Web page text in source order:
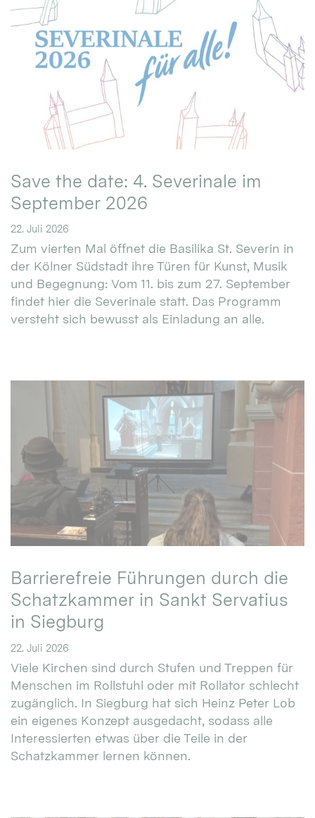
Save the date: 4. Severinale im
September 2026
22. Juli 2026
Zum vierten Mal öffnet die Basilika St. Severin in
der Kölner Südstadt ihre Türen für Kunst, Musik
und Begegnung: Vom 11. bis zum 27. September
findet hier die Severinale statt. Das Programm
versteht sich bewusst als Einladung an alle.
Barrierefreie Führungen durch die
Schatzkammer in Sankt Servatius
in Siegburg
22. Juli 2026
Viele Kirchen sind durch Stufen und Treppen für
Menschen im Rollstuhl oder mit Rollator schlecht
zugänglich. In Siegburg hat sich Heinz Peter Lob
ein eigenes Konzept ausgedacht, sodass alle
Interessierten etwas über die Teile in der
Schatzkammer lernen können.